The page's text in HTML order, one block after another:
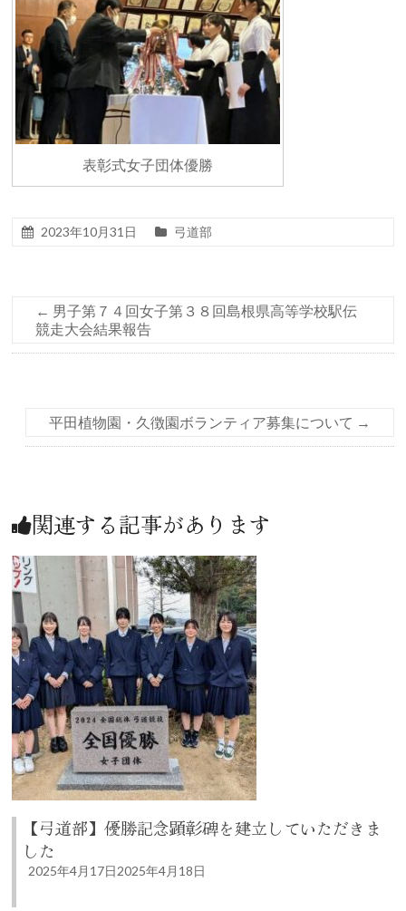
表彰式女子団体優勝
2023年10月31日 弓道部
← 男子第７４回女子第３８回島根県高等学校駅伝
競走大会結果報告
平田植物園・久徴園ボランティア募集について →
関連する記事があります
【弓道部】優勝記念顕彰碑を建立していただきま
した
2025年4月17日2025年4月18日